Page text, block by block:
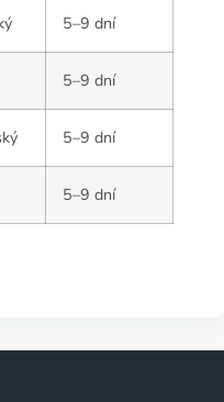
5–9 dní
5–9 dní
5–9 dní
5–9 dní